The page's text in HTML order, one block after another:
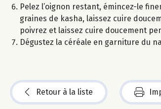
Pelez l’oignon restant, émincez-le
graines de kasha, laissez cuire
poivrez et laissez cuire doucement
Dégustez la céréale en garniture du
Retour à la liste